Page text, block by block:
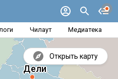
Чилаут Медиатека
Открыть карту